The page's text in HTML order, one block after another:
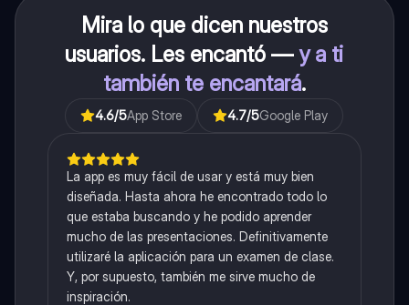
Mira lo que dicen nuestros
usuarios. Les encantó —y a ti
también te encantará.
4.6/5App Store 4.7/5Google Play
La app es muy fácil de usar y está muy bien
diseñada. Hasta ahora he encontrado todo lo
que estaba buscando y he podido aprender
mucho de las presentaciones. Definitivamente
utilizaré la aplicación para un examen de clase.
Y, por supuesto, también me sirve mucho de
inspiración.